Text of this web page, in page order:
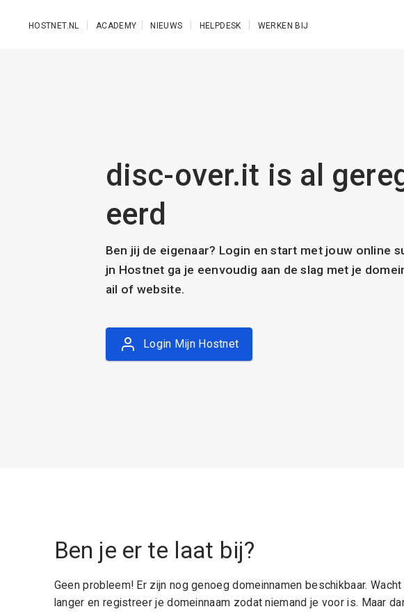
HOSTNET.NL ACADEMY NIEUWS HELPDESK WERKEN BIJ
disc-over.it is al
eerd
Ben jij de eigenaar? Login en start met jouw online
jn Hostnet ga je eenvoudig aan de slag met je
ail of website.
Login Mijn Hostnet
Ben je er te laat bij?
Geen probleem! Er zijn nog genoeg domeinnamen beschikbaar.
langer en registreer je domeinnaam zodat niemand je voor is. Maar